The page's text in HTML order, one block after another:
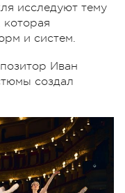
исследуют тему
которая
и систем.
Иван
создал